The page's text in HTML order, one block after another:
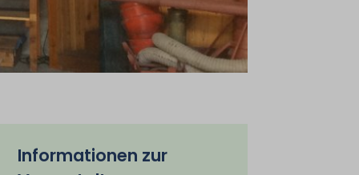
Informationen zur